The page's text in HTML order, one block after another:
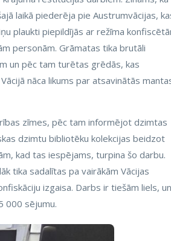
laikā piederēja pie Austrumvācijas,
plaukti piepildījās ar režīma
personām. Grāmatas tika brutāli
un pēc tam turētas grēdās, kas
nāca likums par atsavinātās
zīmes, pēc tam informējot dzimtas
dzimtu bibliotēku kolekcijas beidzot
kad tas iespējams, turpina šo darbu.
tika sadalītas pa vairākām Vācijas
izgaisa. Darbs ir tiešām liels, un
000 sējumu.